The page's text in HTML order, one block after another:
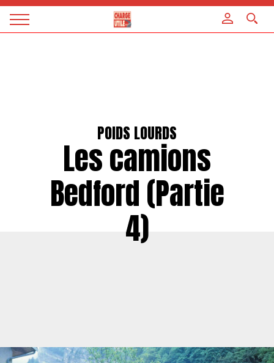
Magazine
POIDS LOURDS
Les camions
Bedford (Partie
4)
Panneau de gestion des cookies